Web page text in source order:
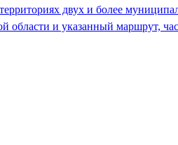
двух и более
области и указанный маршрут,